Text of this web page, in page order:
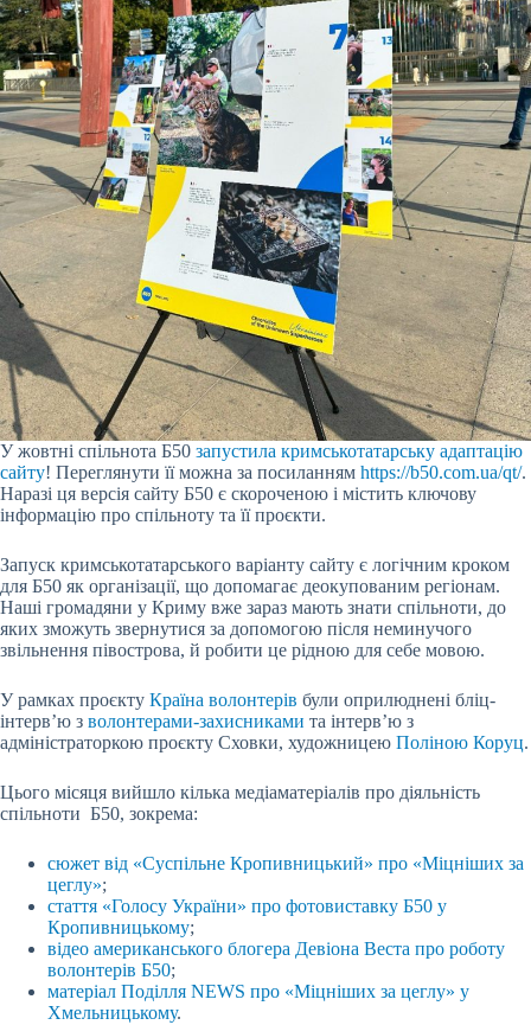
У жовтні спільнота Б50 запустила кримськотатарську адаптацію
сайту! Переглянути її можна за посиланням https://b50.com.ua/qt/.
Наразі ця версія сайту Б50 є скороченою і містить ключову
інформацію про спільноту та її проєкти.
Запуск кримськотатарського варіанту сайту є логічним кроком
для Б50 як організації, що допомагає деокупованим регіонам.
Наші громадяни у Криму вже зараз мають знати спільноти, до
яких зможуть звернутися за допомогою після неминучого
звільнення півострова, й робити це рідною для себе мовою.
У рамках проєкту Країна волонтерів були оприлюднені бліц-
інтерв’ю з волонтерами-захисниками та інтерв’ю з
адміністраторкою проєкту Сховки, художницею Поліною Коруц.
Цього місяця вийшло кілька медіаматеріалів про діяльність
спільноти Б50, зокрема:
сюжет від «Суспільне Кропивницький» про «Міцніших за
цеглу»;
стаття «Голосу України» про фотовиставку Б50 у
Кропивницькому;
відео американського блогера Девіона Веста про роботу
волонтерів Б50;
матеріал Поділля NEWS про «Міцніших за цеглу» у
Хмельницькому.